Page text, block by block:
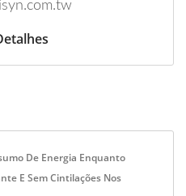
De Energia Enquanto
E Sem Cintilações Nos